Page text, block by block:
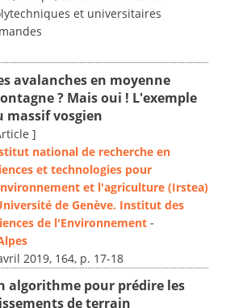
et universitaires
avalanches en moyenne
? Mais oui ! L'exemple
massif vosgien
]
national de recherche en
et technologies pour
et l'agriculture (Irstea)
de Genève. Institut des
de l'Environnement -
2019, 164, p. 17-18
algorithme pour prédire les
de terrain